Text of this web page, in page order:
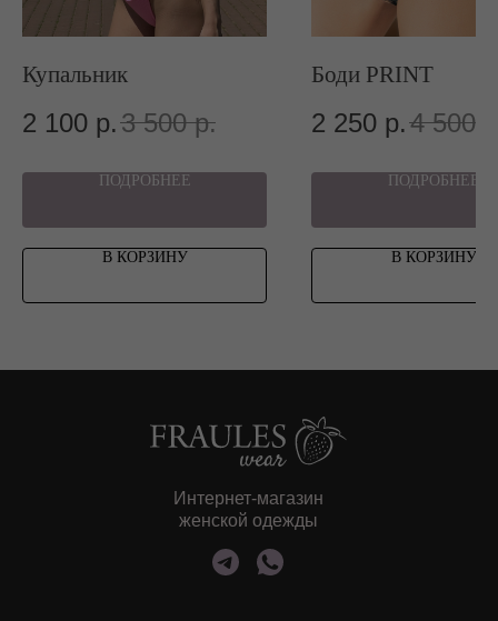
Купальник
2 100 р.3 500 р.
ПОДРОБНЕЕ
В КОРЗИНУ
Боди PRINT
2 250 р.4 500
ПОДРОБНЕЕ
В КОРЗИНУ
Интернет-магазин
женской одежды
МЕНЮ
Категории
NEW
Sale